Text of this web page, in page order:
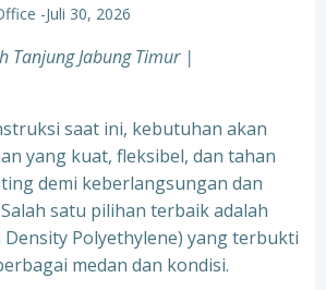
-Juli 30, 2026
Tanjung Jabung Timur |
saat ini, kebutuhan akan
yang kuat, fleksibel, dan tahan
demi keberlangsungan dan
satu pilihan terbaik adalah
Density Polyethylene) yang terbukti
medan dan kondisi.